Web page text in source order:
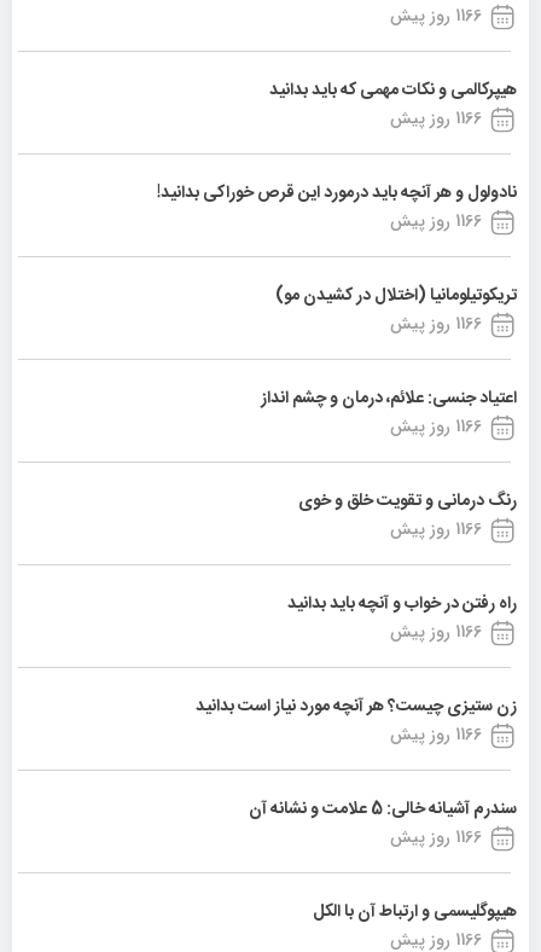
1166 روز پیش
هیپرکالمی و نکات مهمی که باید بدانید
1166 روز پیش
نادولول و هر آنچه باید درمورد این قرص خوراکی بدانید!
1166 روز پیش
تریکوتیلومانیا (اختلال در کشیدن مو)
1166 روز پیش
اعتیاد جنسی: علائم، درمان و چشم انداز
1166 روز پیش
رنگ درمانی و تقویت خلق و خوی
1166 روز پیش
راه رفتن در خواب و آنچه باید بدانید
1166 روز پیش
زن ستیزی چیست؟ هر آنچه مورد نیاز است بدانید
1166 روز پیش
سندرم آشیانه خالی: 5 علامت و نشانه آن
1166 روز پیش
هیپوگلیسمی و ارتباط آن با الکل
1166 روز پیش